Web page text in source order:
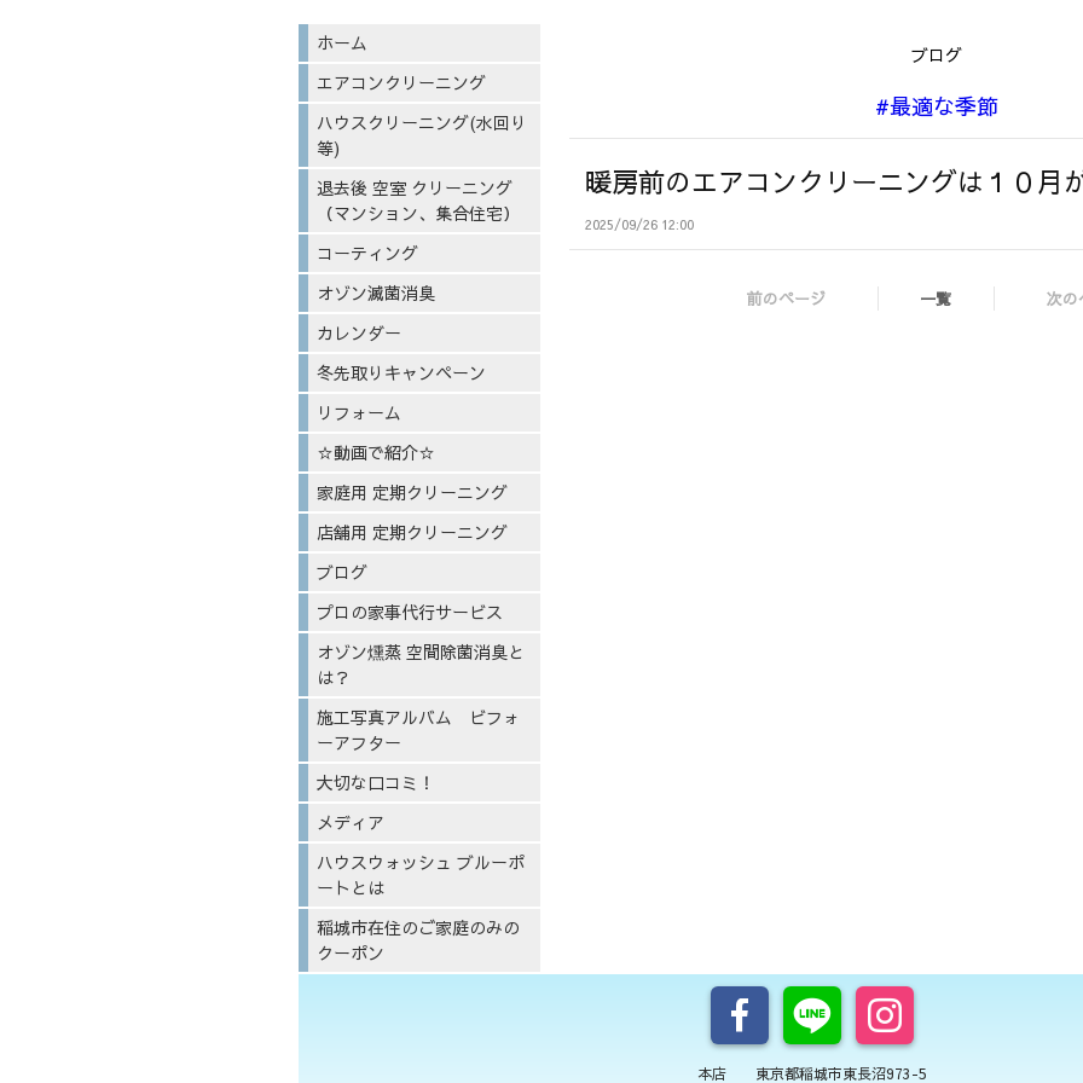
ブログ
#最適な季節
暖房前のエアコンクリーニングは１０月
2025/09/26 12:00
前のページ 一覧 次の
ホーム
エアコンクリーニング
ハウスクリーニング(水回り
等)
退去後 空室 クリーニング
（マンション、集合住宅）
コーティング
オゾン滅菌消臭
カレンダー
冬先取りキャンペーン
リフォーム
☆動画で紹介☆
家庭用 定期クリーニング
店舗用 定期クリーニング
ブログ
プロの家事代行サービス
オゾン燻蒸 空間除菌消臭と
は？
施工写真アルバム ビフォ
ーアフター
大切な口コミ！
メディア
ハウスウォッシュ ブルーポ
ートとは
稲城市在住のご家庭のみの
クーポン
本店 東京都稲城市東長沼973-5